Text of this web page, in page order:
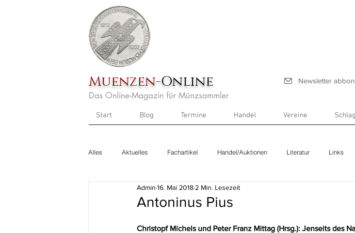
Muenzen-Online Newsletter
Das Online-Magazin für Münzsammler
Start Blog Termine Handel Vereine
Alles Aktuelles Fachartikel Handel/Auktionen Literatur Links
Antoninus Pius
Admin 16. Mai 2018 2 Min. Lesezeit
Christopf Michels und Peter Franz Mittag (Hrsg.): Jenseits des